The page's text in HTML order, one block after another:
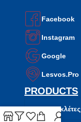
Facebook
Instagram
Google
Lesvos.Pro
PRODUCTS
Μοτοσυκλέτες